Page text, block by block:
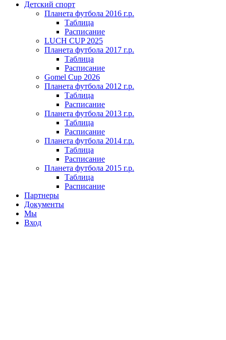
Детский спорт
Планета футбола 2016 г.р.
Таблица
Расписание
LUCH CUP 2025
Планета футбола 2017 г.р.
Таблица
Расписание
Gomel Cup 2026
Планета футбола 2012 г.р.
Таблица
Расписание
Планета футбола 2013 г.р.
Таблица
Расписание
Планета футбола 2014 г.р.
Таблица
Расписание
Планета футбола 2015 г.р.
Таблица
Расписание
Партнеры
Документы
Мы
Вход